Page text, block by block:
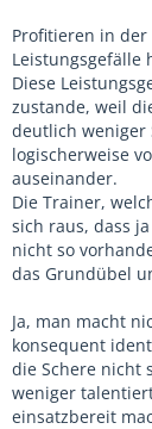
nicht mehr im
Aber darf
enden, wie du
Profitieren in der
Leistungsgefälle
Diese
zustande, weil
deutlich weniger
logischerweise
auseinander.
Die Trainer,
sich raus, dass
nicht so
das Grundübel
Ja, man macht
konsequent
die Schere nicht
weniger
einsatzbereit